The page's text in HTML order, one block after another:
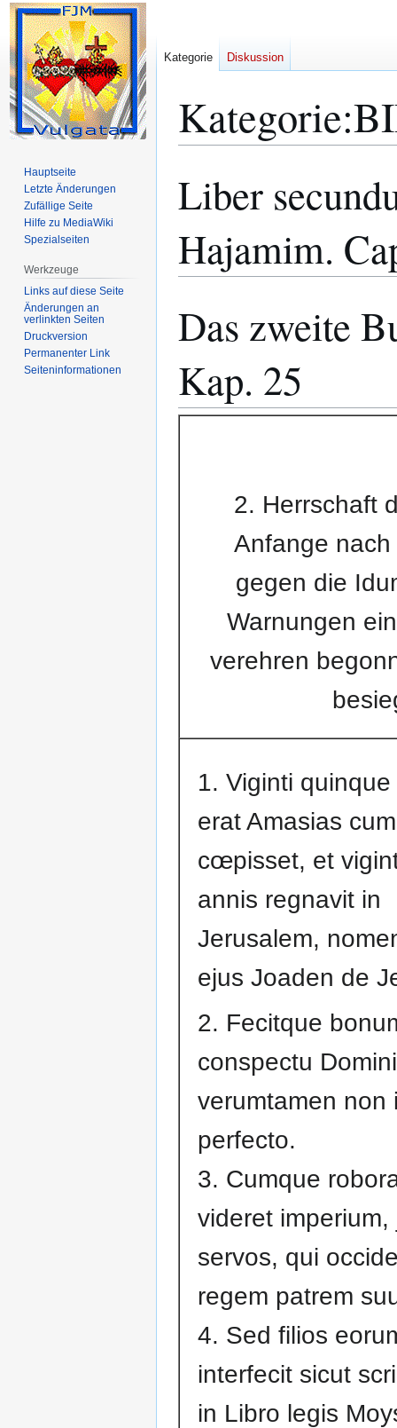
Kategorie:
Navigation
Suche
Liber
Hajamim.
Das zweite
Kap. 25
2. Herrschaft
Anfange
gegen die
Warnungen
verehren
1. Viginti
erat Amasias
cœpisset, et
annis regnavit in
Jerusalem,
ejus Joaden de
2. Fecitque
conspectu
verumtamen non
perfecto.
3. Cumque
videret imperium,
servos, qui
regem patrem
4. Sed filios
interfecit sicut
in Libro legis
Kategorie Diskussion
Hauptseite
Letzte Änderungen
Zufällige Seite
Hilfe zu MediaWiki
Spezialseiten
Werkzeuge
Links auf diese Seite
Änderungen an
verlinkten Seiten
Druckversion
Permanenter Link
Seiten­­informationen